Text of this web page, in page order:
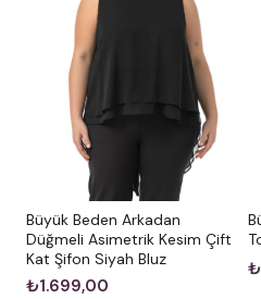
Büyük Beden Arkadan
Düğmeli Asimetrik Kesim Çift
Kat Şifon Siyah Bluz
₺1.699,00